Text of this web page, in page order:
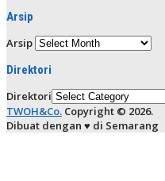
Arsip
Arsip
Direktori
Direktori
TWOH&Co. Copyright © 2026.
Dibuat dengan ♥ di Semarang